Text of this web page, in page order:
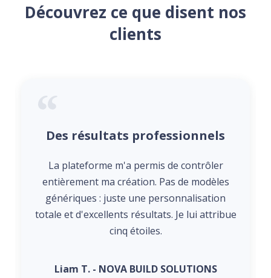
Découvrez ce que disent nos
clients
Des résultats professionnels
La plateforme m'a permis de contrôler
entièrement ma création. Pas de modèles
génériques : juste une personnalisation
totale et d'excellents résultats. Je lui attribue
cinq étoiles.
Liam T. - NOVA BUILD SOLUTIONS